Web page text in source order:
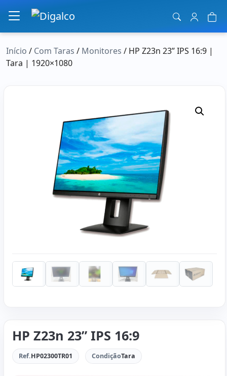
Navegação principal
Início / Com Taras / Monitores / HP Z23n 23” IPS 16:9 |
Tara | 1920×1080
HP Z23n 23” IPS 16:9
Ref.HP02300TR01 CondiçãoTara